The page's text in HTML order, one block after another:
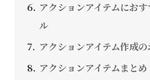
アクションアイテムにお
ル
アクションアイテム作成
アクションアイテムまとめ